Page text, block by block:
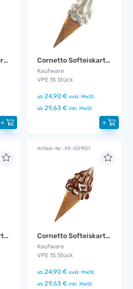
Cornetto Softeis Hörnchen
+
Cornetto Softeiskartusche Vanille
Kaufware
VPE 15 Stück
ab 24,90 € exkl. MwSt.
ab 29,63 € inkl. MwSt.
+
Cornetto Softeiskartusche Erdbeere
Artikel-Nr.: PE-001957
Cornetto Softeiskartusche Stracciatella
Kaufware
VPE 15 Stück
ab 24,90 € exkl. MwSt.
ab 29,63 € inkl. MwSt.